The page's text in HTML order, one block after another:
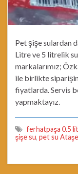
Pet şişe sulardan
Litre ve 5 litrelik
markalarımız;
ile birlikte
fiyatlarda. Servis
yapmaktayız.
ferhatpaşa 0.5
şişe su, pet su